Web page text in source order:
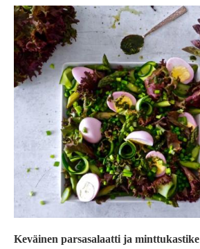
Keväinen parsasalaatti ja minttukastike